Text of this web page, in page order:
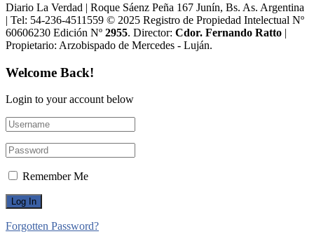
Diario La Verdad | Roque Sáenz Peña 167 Junín, Bs. As. Argentina
| Tel: 54-236-4511559 © 2025 Registro de Propiedad Intelectual Nº
60606230 Edición Nº 2955. Director:​ Cdor. Fernando Ratto |
Propietario:​ Arzobispado de Mercedes - Luján.
Welcome Back!
Login to your account below
Remember Me
Forgotten Password?